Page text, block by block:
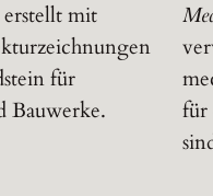
erstellt mit
für
Bauwerke.
für